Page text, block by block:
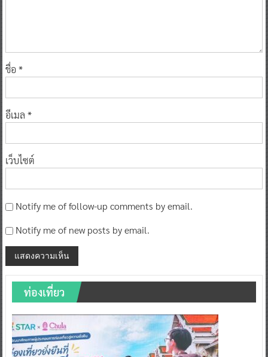
ชื่อ *
อีเมล *
เว็บไซต์
Notify me of follow-up comments by email.
Notify me of new posts by email.
ท่องเที่ยว